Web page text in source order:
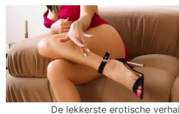
De lekkerste erotische